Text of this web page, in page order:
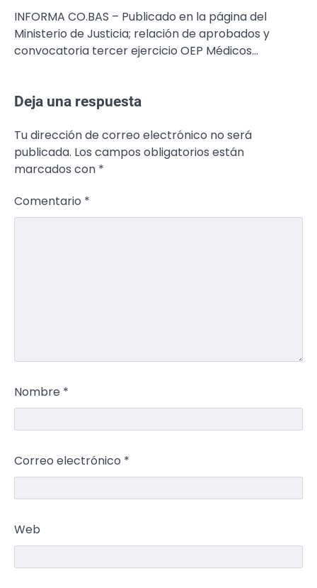
INFORMA CO.BAS – Publicado en la página del
Ministerio de Justicia; relación de aprobados y
convocatoria tercer ejercicio OEP Médicos…
Deja una respuesta
Tu dirección de correo electrónico no será
publicada. Los campos obligatorios están
marcados con *
Comentario *
Nombre *
Correo electrónico *
Web